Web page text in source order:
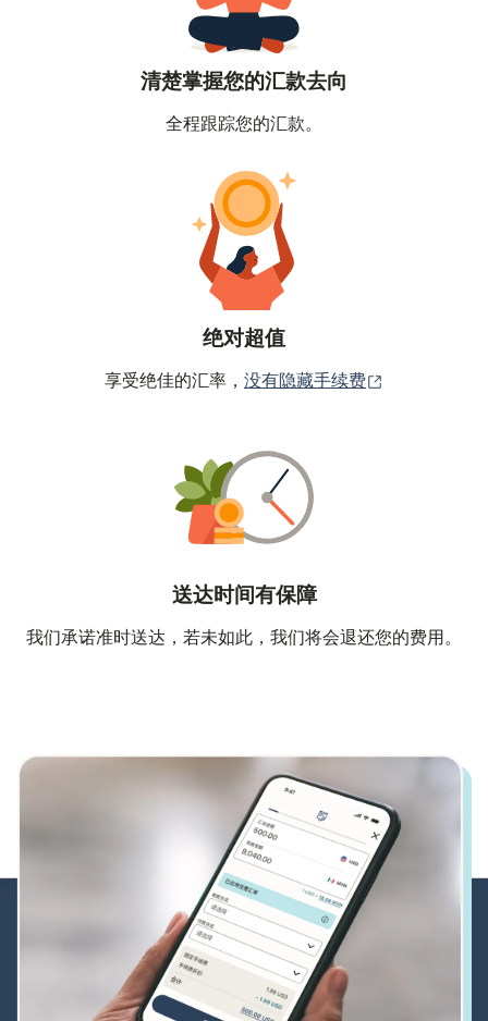
清楚掌握您的汇款去向
全程跟踪您的汇款。
绝对超值
享受绝佳的汇率， 没有隐藏手续费
送达时间有保障
我们承诺准时送达，若未如此，我们将会退还您的费用。